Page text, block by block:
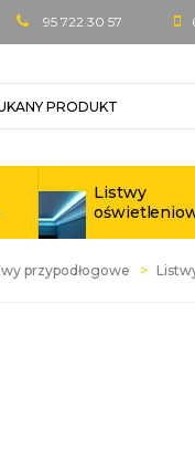
95 722 30 57
Listwy
przypodłogowe